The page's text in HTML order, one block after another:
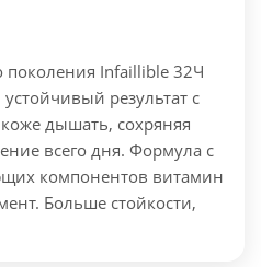
Infaillible 32Ч
результат с
дышать, сохряняя
всего дня. Формула с
компонентов витамин
Больше стойкости,